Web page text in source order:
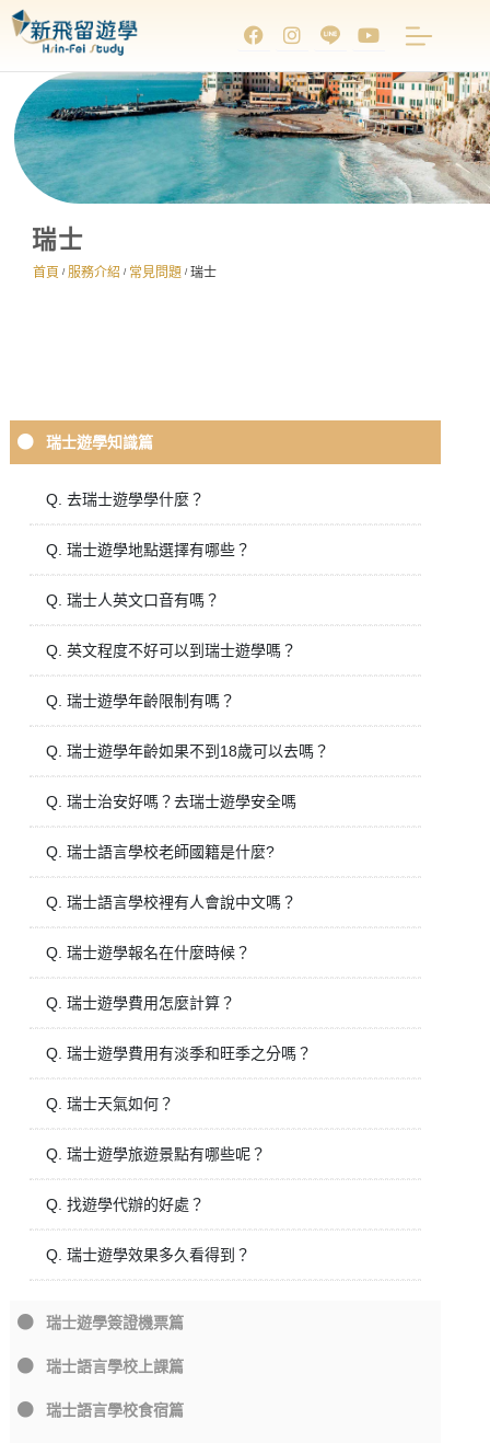
瑞士
首頁 / 服務介紹 / 常見問題 / 瑞士
瑞士遊學知識篇
Q. 去瑞士遊學學什麼？
Q. 瑞士遊學地點選擇有哪些？
Q. 瑞士人英文口音有嗎？
Q. 英文程度不好可以到瑞士遊學嗎？
Q. 瑞士遊學年齡限制有嗎？
Q. 瑞士遊學年齡如果不到18歲可以去嗎？
Q. 瑞士治安好嗎？去瑞士遊學安全嗎
Q. 瑞士語言學校老師國籍是什麼?
Q. 瑞士語言學校裡有人會說中文嗎？
Q. 瑞士遊學報名在什麼時候？
Q. 瑞士遊學費用怎麼計算？
Q. 瑞士遊學費用有淡季和旺季之分嗎？
Q. 瑞士天氣如何？
Q. 瑞士遊學旅遊景點有哪些呢？
Q. 找遊學代辦的好處？
Q. 瑞士遊學效果多久看得到？
瑞士遊學簽證機票篇
瑞士語言學校上課篇
瑞士語言學校食宿篇